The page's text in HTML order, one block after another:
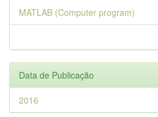
MATLAB (Computer program)
Data de Publicação
2016